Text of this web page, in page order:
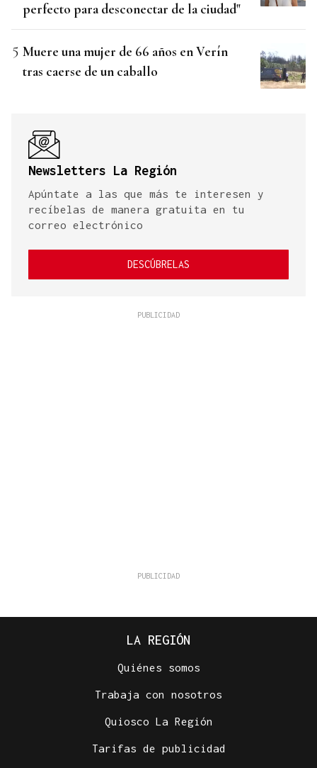
perfecto para desconectar de la ciudad"
Muere una mujer de 66 años en Verín
tras caerse de un caballo
Newsletters La Región
Apúntate a las que más te interesen y
recíbelas de manera gratuita en tu
correo electrónico
DESCÚBRELAS
LA REGIÓN
Quiénes somos
Trabaja con nosotros
Quiosco La Región
Tarifas de publicidad